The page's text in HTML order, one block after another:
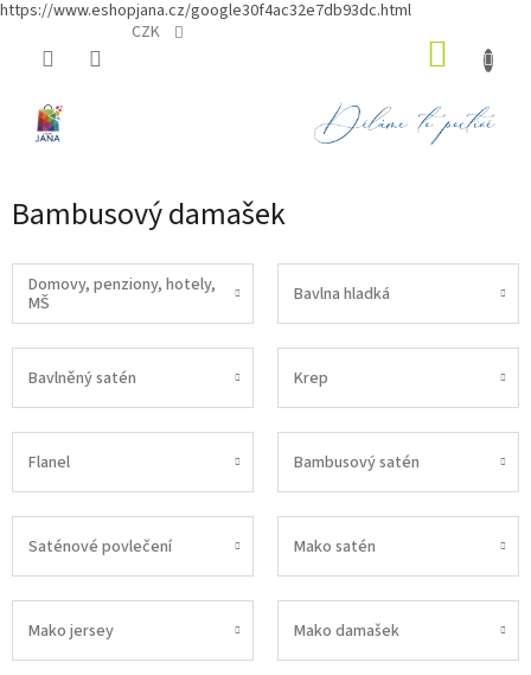
https://www.eshopjana.cz/google30f4ac32e7db93dc.html
CZK
Bambusový damašek
Domovy, penziony, hotely,
MŠ
Bavlna hladká
Bavlněný satén Krep
Flanel Bambusový satén
Saténové povlečení Mako satén
Mako jersey Mako damašek